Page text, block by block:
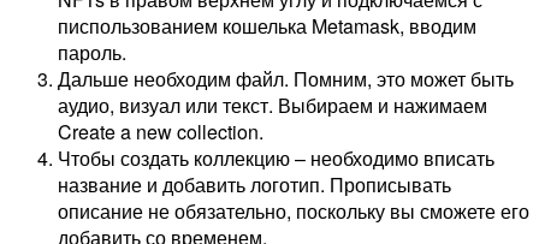
писпользованием кошелька Metamask, вводим
пароль.
Дальше необходим файл. Помним, это может быть
аудио, визуал или текст. Выбираем и нажимаем
Create a new collection.
Чтобы создать коллекцию – необходимо вписать
название и добавить логотип. Прописывать
описание не обязательно, поскольку вы сможете его
добавить со временем.